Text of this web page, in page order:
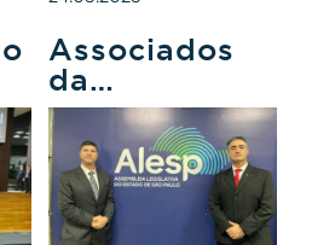
Associados
da
ASSOFEPAR
participam de
Curso de
Assessoria
Parlamentar